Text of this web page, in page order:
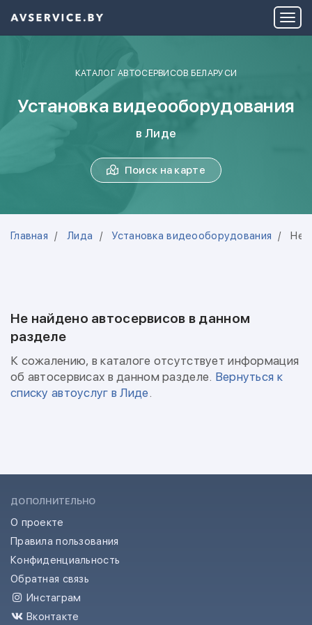
КАТАЛОГ АВТОСЕРВИСОВ БЕЛАРУСИ
Установка видеооборудования
в Лиде
Поиск на карте
Главная Лида Установка видеооборудования Нет
Не найдено автосервисов в данном
разделе
К сожалению, в каталоге отсутствует информация
об автосервисах в данном разделе. Вернуться к
списку автоуслуг в Лиде.
ДОПОЛНИТЕЛЬНО
О проекте
Правила пользования
Конфиденциальность
Обратная связь
Инстаграм
Вконтакте